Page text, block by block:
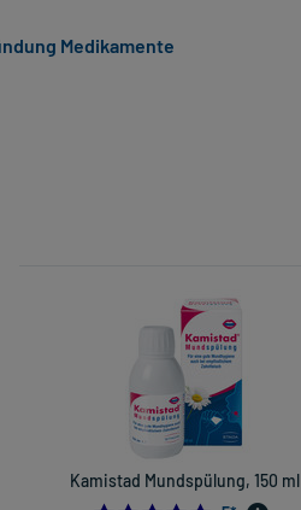
Kamistad Mundspülung, 150 ml
Medikamente